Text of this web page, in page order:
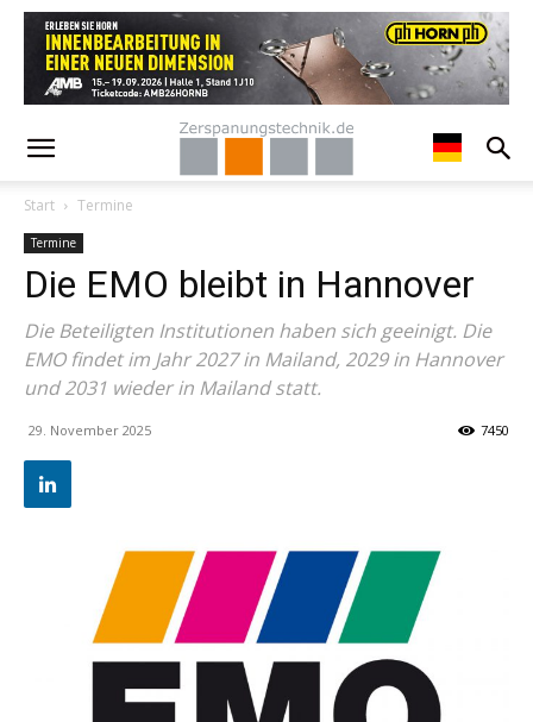
Start Termine
Termine
Die EMO bleibt in Hannover
Die Beteiligten Institutionen haben sich geeinigt. Die
EMO findet im Jahr 2027 in Mailand, 2029 in Hannover
und 2031 wieder in Mailand statt.
29. November 2025 7450